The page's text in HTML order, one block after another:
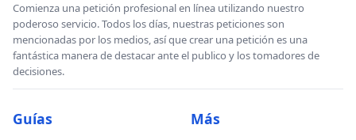
Comienza una petición profesional en línea utilizando nuestro
poderoso servicio. Todos los días, nuestras peticiones son
mencionadas por los medios, así que crear una petición es una
fantástica manera de destacar ante el publico y los tomadores de
decisiones.
Guías Más